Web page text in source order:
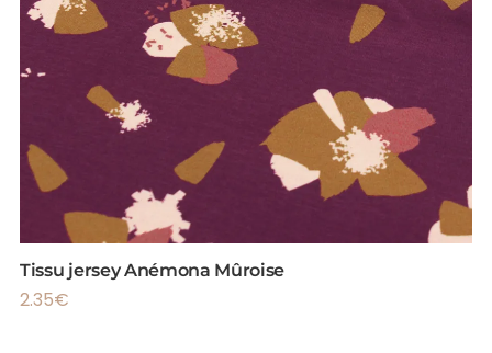
Tissu jersey Anémona Mûroise
2.35€